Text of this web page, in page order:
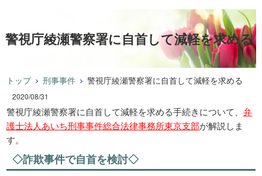
警視庁綾瀬警察署に自首して減軽を求める
トップ 刑事事件 警視庁綾瀬警察署に自首して減軽を求める
2020/08/31
警視庁綾瀬警察署に自首して減軽を求める手続きについて、弁
護士法人あいち刑事事件総合法律事務所東京支部が解説しま
す。
◇詐欺事件で自首を検討◇